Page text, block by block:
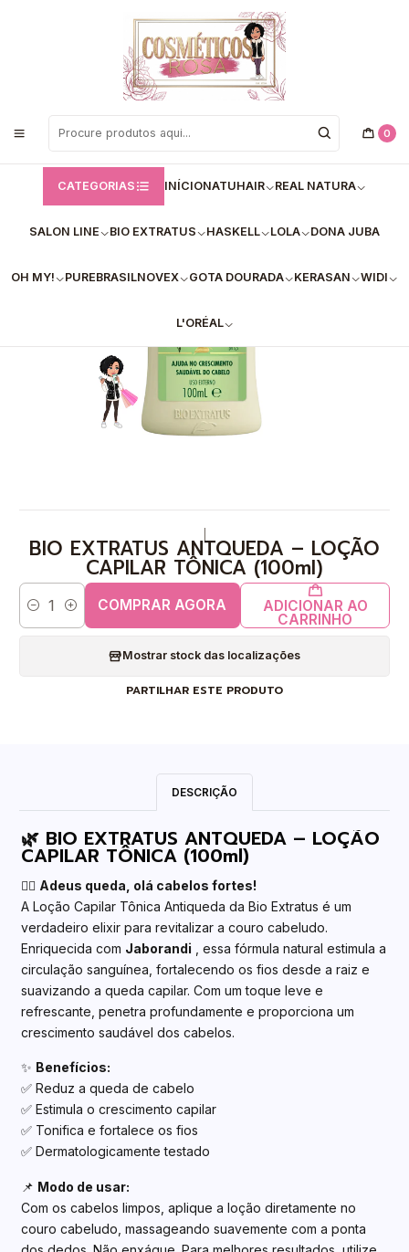
0
CATEGORIAS INÍCIONATUHAIR REAL NATURA
SALON LINE BIO EXTRATUS HASKELL LOLA DONA JUBA
OH MY! PUREBRASILNOVEX GOTA DOURADA KERASAN WIDI
L'ORÉAL
Bem vindos a Loja de Cosméticos Rosa!
Finalizadores - Bio Extratus
BIO EXTRATUS ANTQUEDA – LOÇÃO CAPILAR TÔNICA (100ml)
BIO EXTRATUS ANTQUEDA – LOÇÃO
CAPILAR TÔNICA (100ml)
Quantidade ADICIONAR AO
CARRINHO
COMPRAR AGORA
Mostrar stock das localizações
PARTILHAR ESTE PRODUTO
DESCRIÇÃO
🌿 BIO EXTRATUS ANTQUEDA – LOÇÃO
CAPILAR TÔNICA (100ml)
💆‍♀️ Adeus queda, olá cabelos fortes!
A Loção Capilar Tônica Antiqueda da Bio Extratus é um
verdadeiro elixir para revitalizar a couro cabeludo.
Enriquecida com Jaborandi , essa fórmula natural estimula a
circulação sanguínea, fortalecendo os fios desde a raiz e
suavizando a queda capilar. Com um toque leve e
refrescante, penetra profundamente e proporciona um
crescimento saudável dos cabelos.
✨ Benefícios:
✅ Reduz a queda de cabelo
✅ Estimula o crescimento capilar
✅ Tonifica e fortalece os fios
✅ Dermatologicamente testado
📌 Modo de usar:
Com os cabelos limpos, aplique a loção diretamente no
couro cabeludo, massageando suavemente com a ponta